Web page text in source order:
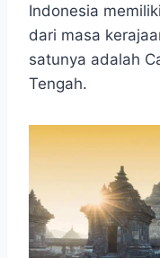
c
e
o
o
a
t
A
p
s
s
e
n
r
l
e
g
r
Indonesia
dari masa
satunya adalah
Tengah.